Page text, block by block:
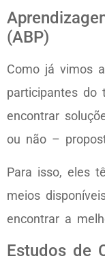
(ABP)
Como já vimos
participantes do
encontrar
ou não –
Para isso, eles
meios
encontrar a
Estudos de